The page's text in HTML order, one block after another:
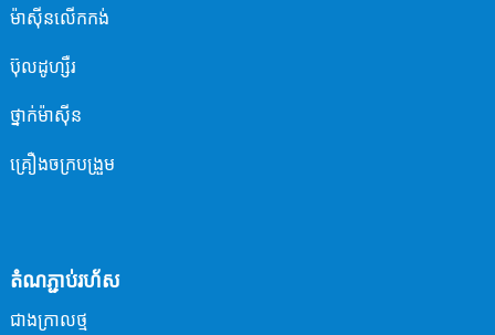
ម៉ាស៊ីន​លើក​កង់
ប៊ុលដូហ្សឺរ
ថ្នាក់ម៉ាស៊ីន
គ្រឿងចក្របង្រួម
តំណភ្ជាប់រហ័ស
ជាង​ក្រាល​ថ្ម